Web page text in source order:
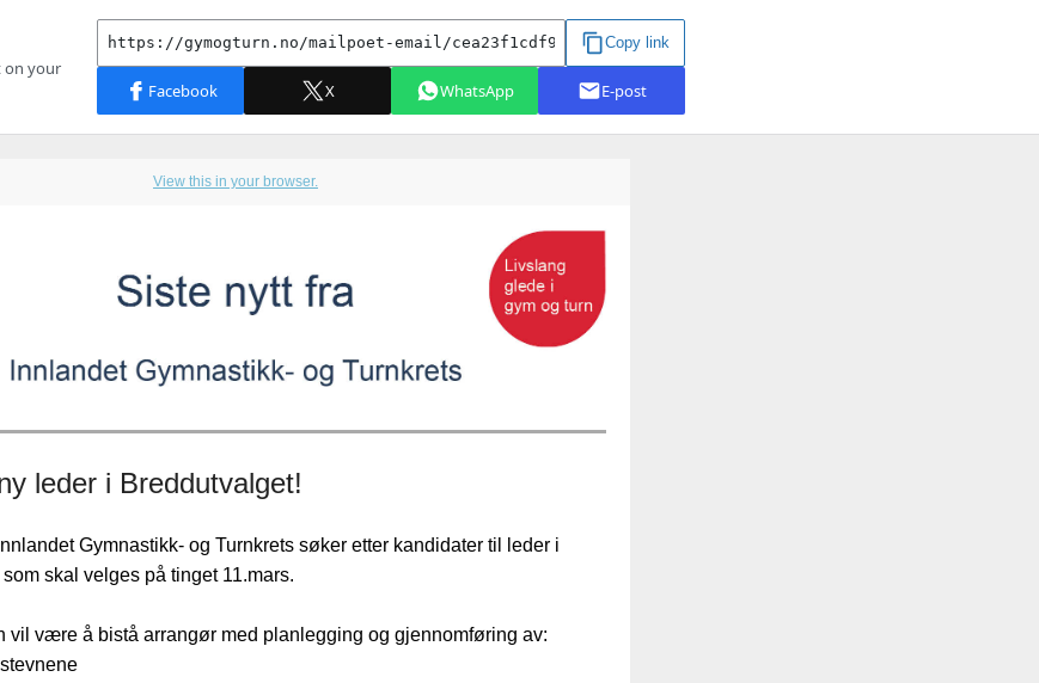
View this in your browser.
leder i Breddutvalget!
Gymnastikk- og Turnkrets søker etter kandidater til leder i
skal velges på tinget 11.mars.
vil være å bistå arrangør med planlegging og gjennomføring av: